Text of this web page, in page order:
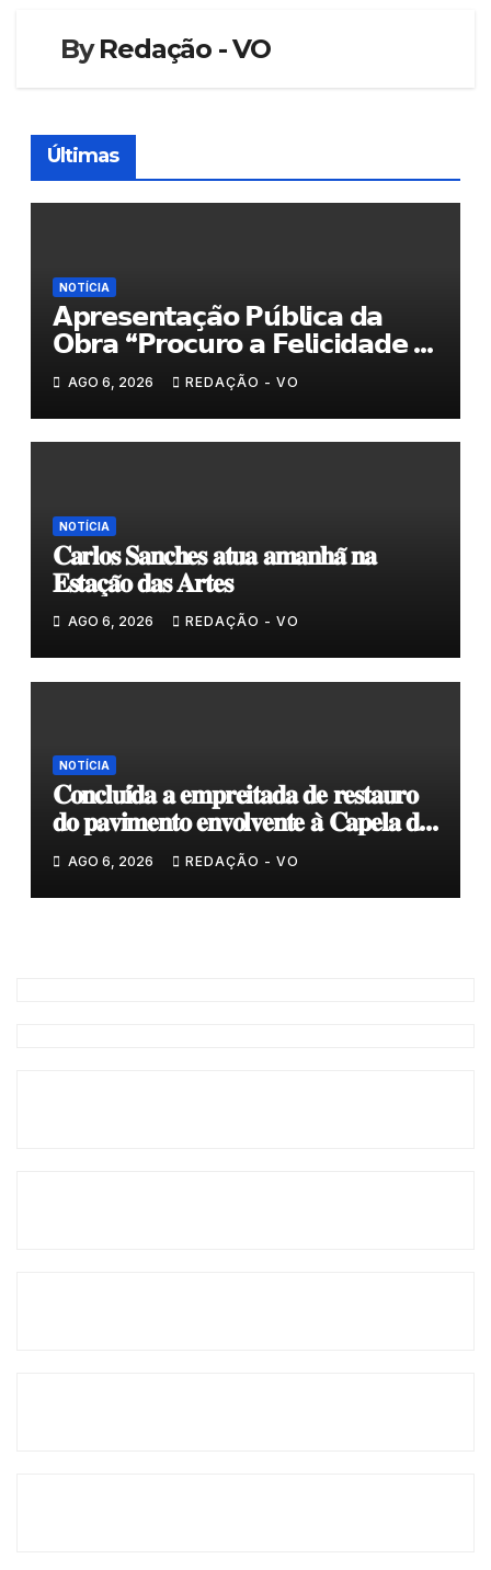
ByRedação - VO
Últimas
NOTÍCIA
𝗔𝗽𝗿𝗲𝘀𝗲𝗻𝘁𝗮𝗰̧𝗮̃𝗼 𝗣𝘂́𝗯𝗹𝗶𝗰𝗮 𝗱𝗮
𝗢𝗯𝗿𝗮 “𝗣𝗿𝗼𝗰𝘂𝗿𝗼 𝗮 𝗙𝗲𝗹𝗶𝗰𝗶𝗱𝗮𝗱𝗲 𝗲
𝗲𝗹𝗮 𝗺𝗼𝗿𝗮 𝗰𝗼𝗺𝗶𝗴𝗼”
AGO 6, 2026 REDAÇÃO - VO
NOTÍCIA
𝐂𝐚𝐫𝐥𝐨𝐬 𝐒𝐚𝐧𝐜𝐡𝐞𝐬 𝐚𝐭𝐮𝐚 𝐚𝐦𝐚𝐧𝐡𝐚̃ 𝐧𝐚
𝐄𝐬𝐭𝐚𝐜̧𝐚̃𝐨 𝐝𝐚𝐬 𝐀𝐫𝐭𝐞𝐬
AGO 6, 2026 REDAÇÃO - VO
NOTÍCIA
𝐂𝐨𝐧𝐜𝐥𝐮𝐢́𝐝𝐚 𝐚 𝐞𝐦𝐩𝐫𝐞𝐢𝐭𝐚𝐝𝐚 𝐝𝐞 𝐫𝐞𝐬𝐭𝐚𝐮𝐫𝐨
𝐝𝐨 𝐩𝐚𝐯𝐢𝐦𝐞𝐧𝐭𝐨 𝐞𝐧𝐯𝐨𝐥𝐯𝐞𝐧𝐭𝐞 𝐚̀ 𝐂𝐚𝐩𝐞𝐥𝐚 𝐝𝐞
𝐂𝐨𝐯𝐚𝐬
AGO 6, 2026 REDAÇÃO - VO